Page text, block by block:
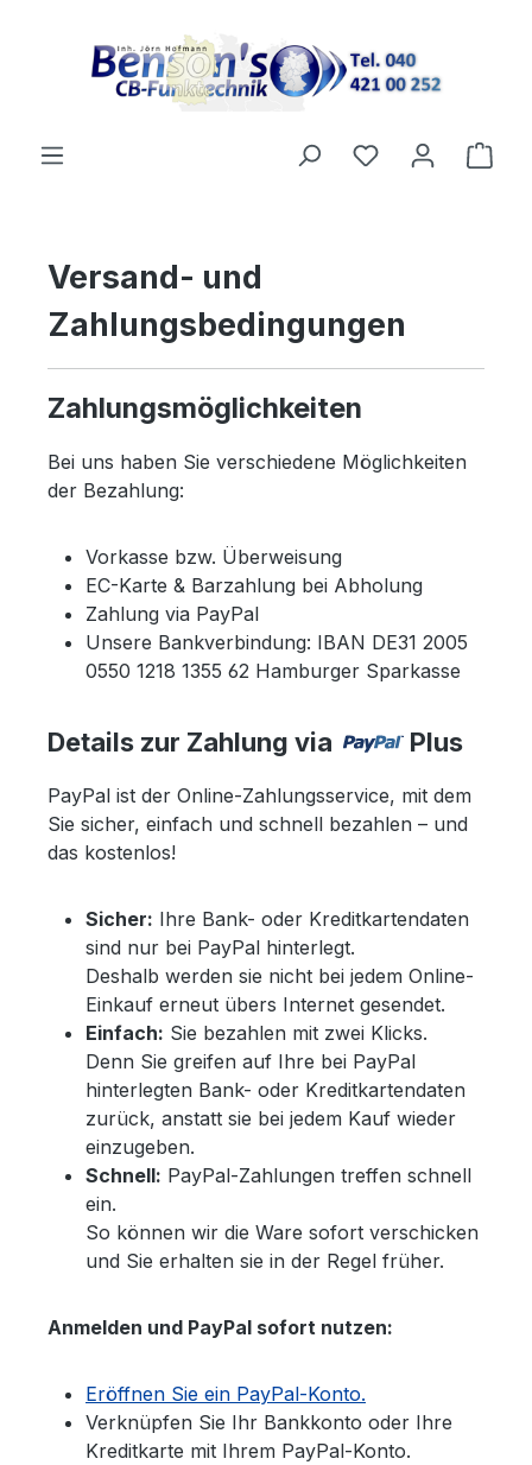
Du hast 0
Versand- und
Zahlungsbedingungen
Zahlungsmöglichkeiten
Bei uns haben Sie verschiedene Möglichkeiten
der Bezahlung:
Vorkasse bzw. Überweisung
EC-Karte & Barzahlung bei Abholung
Zahlung via PayPal
Unsere Bankverbindung: IBAN DE31 2005
0550 1218 1355 62 Hamburger Sparkasse
Details zur Zahlung via Plus
PayPal ist der Online-Zahlungsservice, mit dem
Sie sicher, einfach und schnell bezahlen – und
das kostenlos!
Sicher: Ihre Bank- oder Kreditkartendaten
sind nur bei PayPal hinterlegt.
Deshalb werden sie nicht bei jedem Online-
Einkauf erneut übers Internet gesendet.
Einfach: Sie bezahlen mit zwei Klicks.
Denn Sie greifen auf Ihre bei PayPal
hinterlegten Bank- oder Kreditkartendaten
zurück, anstatt sie bei jedem Kauf wieder
einzugeben.
Schnell: PayPal-Zahlungen treffen schnell
ein.
So können wir die Ware sofort verschicken
und Sie erhalten sie in der Regel früher.
Anmelden und PayPal sofort nutzen:
Eröffnen Sie ein PayPal-Konto.
Verknüpfen Sie Ihr Bankkonto oder Ihre
Kreditkarte mit Ihrem PayPal-Konto.